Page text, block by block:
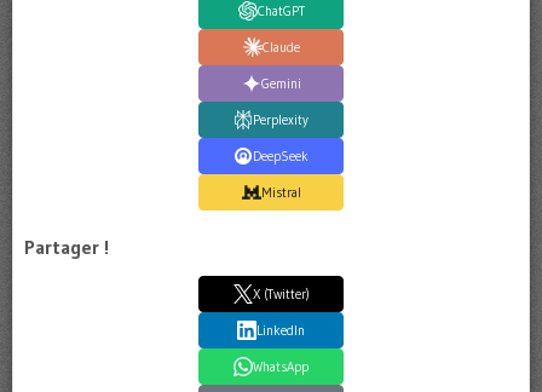
ChatGPT
Claude
Gemini
Perplexity
DeepSeek
Mistral
Partager !
X (Twitter)
LinkedIn
WhatsApp